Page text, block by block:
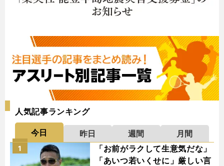
人気記事ランキング
今日 昨日 週間
月間
「お前がラクして生意気だな」
「あいつ若いくせに」厳しい言
1